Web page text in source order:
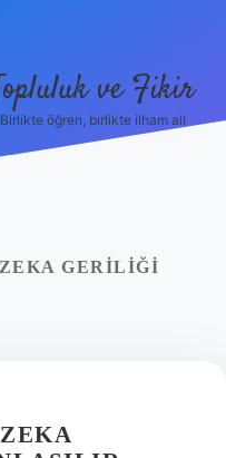
ve Fikir
Birlikte öğren, birlikte ilham al!
GERILIĞI